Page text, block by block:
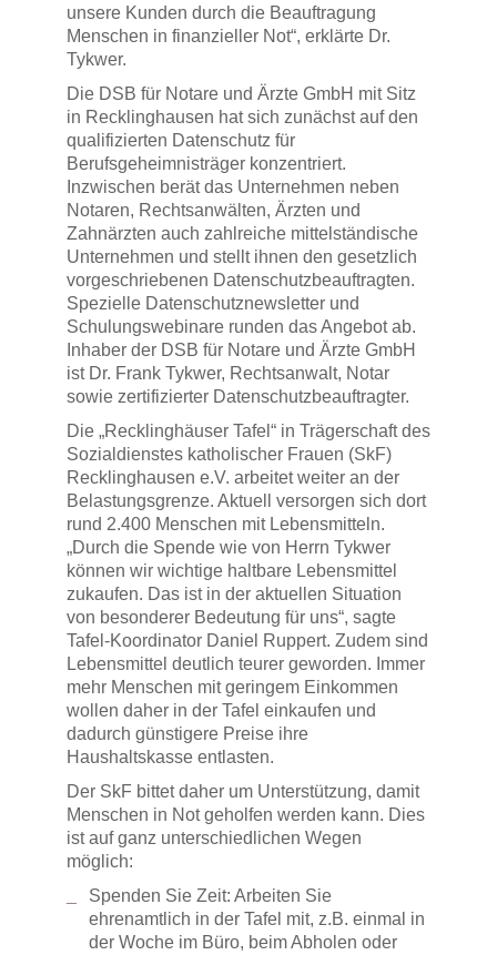
unsere Kunden durch die Beauftragung
Menschen in finanzieller Not“, erklärte Dr.
Tykwer.
Die DSB für Notare und Ärzte GmbH mit Sitz
in Recklinghausen hat sich zunächst auf den
qualifizierten Datenschutz für
Berufsgeheimnisträger konzentriert.
Inzwischen berät das Unternehmen neben
Notaren, Rechtsanwälten, Ärzten und
Zahnärzten auch zahlreiche mittelständische
Unternehmen und stellt ihnen den gesetzlich
vorgeschriebenen Datenschutzbeauftragten.
Spezielle Datenschutznewsletter und
Schulungswebinare runden das Angebot ab.
Inhaber der DSB für Notare und Ärzte GmbH
ist Dr. Frank Tykwer, Rechtsanwalt, Notar
sowie zertifizierter Datenschutzbeauftragter.
Die „Recklinghäuser Tafel“ in Trägerschaft des
Sozialdienstes katholischer Frauen (SkF)
Recklinghausen e.V. arbeitet weiter an der
Belastungsgrenze. Aktuell versorgen sich dort
rund 2.400 Menschen mit Lebensmitteln.
„Durch die Spende wie von Herrn Tykwer
können wir wichtige haltbare Lebensmittel
zukaufen. Das ist in der aktuellen Situation
von besonderer Bedeutung für uns“, sagte
Tafel-Koordinator Daniel Ruppert. Zudem sind
Lebensmittel deutlich teurer geworden. Immer
mehr Menschen mit geringem Einkommen
wollen daher in der Tafel einkaufen und
dadurch günstigere Preise ihre
Haushaltskasse entlasten.
Der SkF bittet daher um Unterstützung, damit
Menschen in Not geholfen werden kann. Dies
ist auf ganz unterschiedlichen Wegen
möglich:
Spenden Sie Zeit: Arbeiten Sie
ehrenamtlich in der Tafel mit, z.B. einmal in
der Woche im Büro, beim Abholen oder